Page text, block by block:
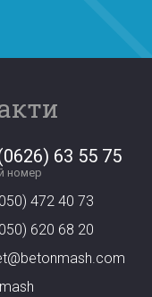
63 55 75
номер
472 40 73
620 68 20